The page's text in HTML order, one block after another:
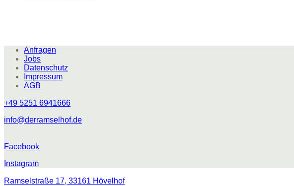
Anfragen
Jobs
Datenschutz
Impressum
AGB
+49 5251 6941666
info@derramselhof.de
Facebook
Instagram
Ramselstraße 17, 33161 Hövelhof